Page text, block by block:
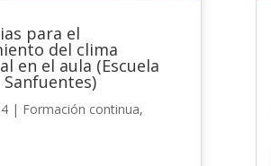
para el
del clima
en el aula (Escuela
Sanfuentes)
| Formación continua,